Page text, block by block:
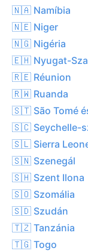
🇳🇦 Namíbia
🇳🇪 Niger
🇳🇬 Nigéria
🇪🇭 Nyugat-
🇷🇪 Réunion
🇷🇼 Ruanda
🇸🇹 São Tomé
🇸🇨 Seychelle-
🇸🇱 Sierra
🇸🇳 Szenegál
🇸🇭 Szent Ilona
🇸🇴 Szomália
🇸🇩 Szudán
🇹🇿 Tanzánia
🇹🇬 Togo